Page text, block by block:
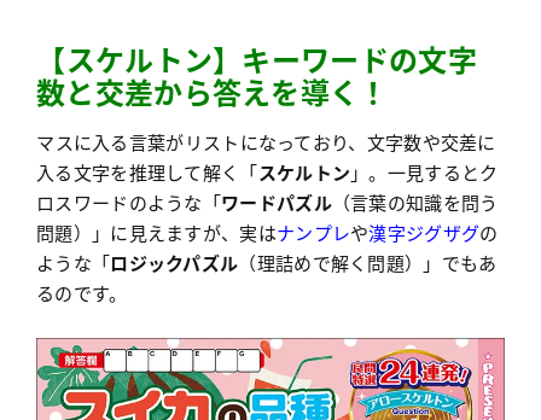
【スケルトン】キーワードの文字
数と交差から答えを導く！
マスに入る言葉がリストになっており、文字数や交差に
入る文字を推理して解く「スケルトン 」。一見するとク
ロスワードのような「ワードパズル（言葉の知識を問う
問題）」に見えますが、実はナンプレや漢字ジグザグの
ような「ロジックパズル （理詰めで解く問題）」でもあ
るのです。